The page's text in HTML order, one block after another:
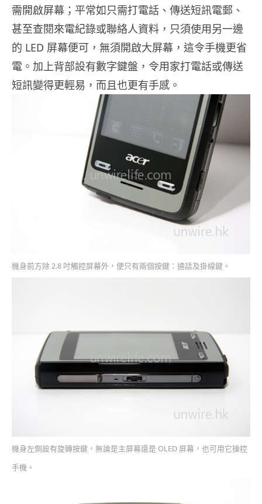
需開啟屏幕；平常如只需打電話、傳送短訊電郵、
甚至查閱來電紀錄或聯絡人資料，只須使用另一邊
的 LED 屏幕便可，無須開啟大屏幕，這令手機更省
電。加上背部設有數字鍵盤，令用家打電話或傳送
短訊變得更輕易，而且也更有手感。
機身前方除 2.8 吋觸控屏幕外，便只有兩個按鍵：通話及掛線鍵。
機身左側設有旋轉按鍵，無論是主屏幕還是 OLED 屏幕，也可用它操控
手機。